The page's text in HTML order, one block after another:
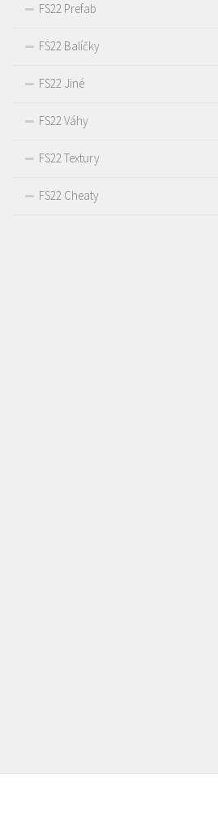
FS22 Prefab
FS22 Balíčky
FS22 Jiné
FS22 Váhy
FS22 Textury
FS22 Cheaty